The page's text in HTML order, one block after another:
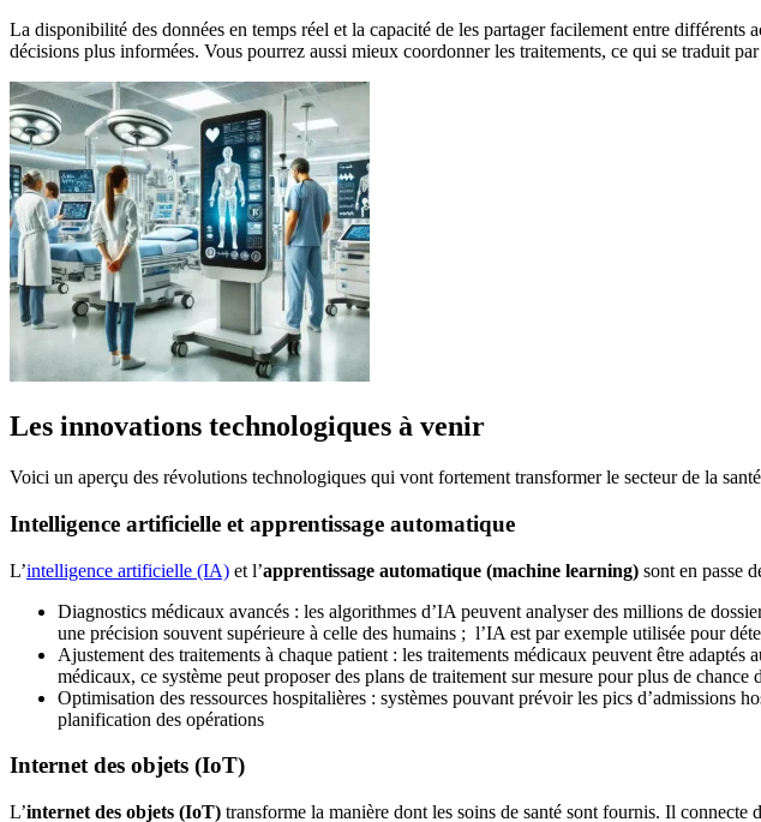
La disponibilité des données en temps réel et la capacité de les partager facilement entre différents
décisions plus informées. Vous pourrez aussi mieux coordonner les traitements, ce qui se traduit
Les innovations technologiques à venir
Voici un aperçu des révolutions technologiques qui vont fortement transformer le secteur de la
Intelligence artificielle et apprentissage automatique
L’intelligence artificielle (IA) et l’apprentissage automatique (machine learning) sont en passe
Diagnostics médicaux avancés : les algorithmes d’IA peuvent analyser des millions de
une précision souvent supérieure à celle des humains ; l’IA est par exemple utilisée pour
Ajustement des traitements à chaque patient : les traitements médicaux peuvent être
médicaux, ce système peut proposer des plans de traitement sur mesure pour plus de chance
Optimisation des ressources hospitalières : systèmes pouvant prévoir les pics d’admissions
planification des opérations
Internet des objets (IoT)
L’internet des objets (IoT) transforme la manière dont les soins de santé sont fournis. Il connecte